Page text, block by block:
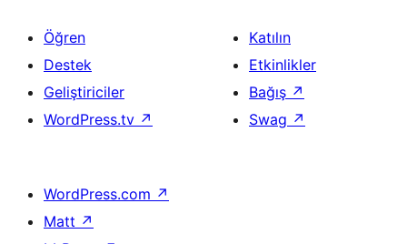
Öğren
Destek
Geliştiriciler
WordPress.tv ↗
Katılın
Etkinlikler
Bağış ↗
Swag ↗
WordPress.com ↗
Matt ↗